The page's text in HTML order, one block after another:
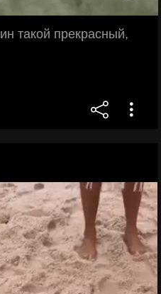
такой прекрасный,